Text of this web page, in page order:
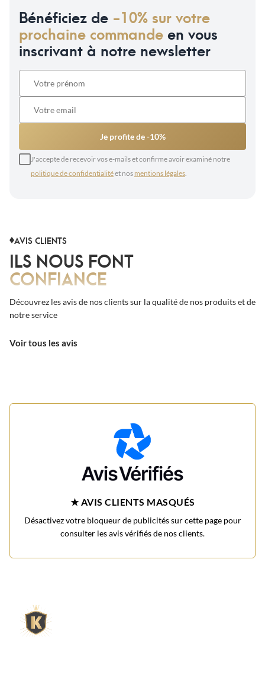
Bénéficiez de -10% sur votre
prochaine commandeen vous
inscrivant à notre newsletter
Je profite de -10%
J'accepte de recevoir vos e-mails et confirme avoir examiné notre
politique de confidentialitéet nos mentions légales.
AVIS CLIENTS
ILS NOUS FONT
CONFIANCE
Découvrez les avis de nos clients sur la qualité de nos produits et de
notre service
Voir tous les avis
★ AVIS CLIENTS MASQUÉS
Désactivez votre bloqueur de publicités sur cette page pour
consulter les avis vérifiés de nos clients.